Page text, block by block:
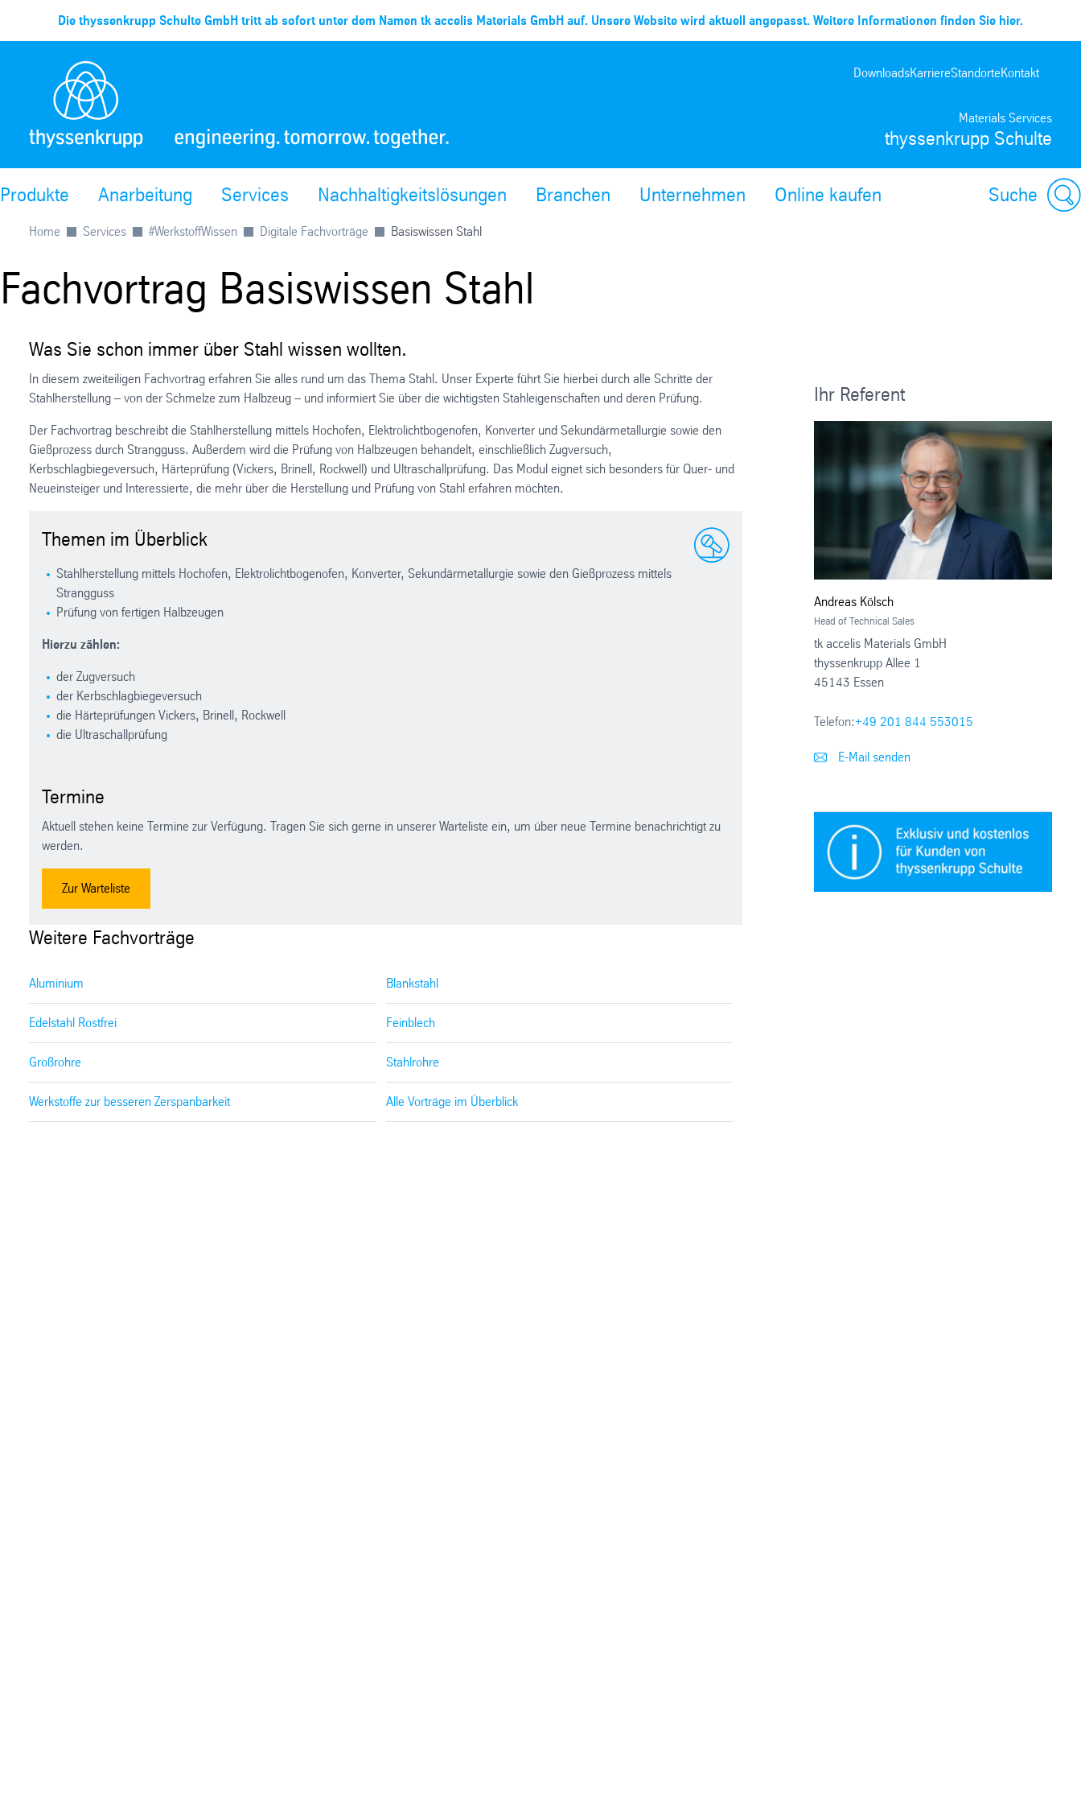
Die thyssenkrupp Schulte GmbH tritt ab sofort unter dem Namen tk accelis Materials GmbH auf. Unsere Website wird aktuell angepasst. Weitere Informationen finden Sie hier.
Materials Services
thyssenkrupp Schulte
DownloadsKarriereStandorteKontakt
Produkte Anarbeitung Services Nachhaltigkeitslösungen Branchen Unternehmen Online kaufen Suche
Home Services #WerkstoffWissen Digitale Fachvorträge Basiswissen Stahl
Fachvortrag Basiswissen Stahl
Was Sie schon immer über Stahl wissen wollten.
In diesem zweiteiligen Fachvortrag erfahren Sie alles rund um das Thema Stahl. Unser Experte führt Sie hierbei durch alle Schritte der
Stahlherstellung – von der Schmelze zum Halbzeug – und informiert Sie über die wichtigsten Stahleigenschaften und deren Prüfung.
Der Fachvortrag beschreibt die Stahlherstellung mittels Hochofen, Elektrolichtbogenofen, Konverter und Sekundärmetallurgie sowie den
Gießprozess durch Strangguss. Außerdem wird die Prüfung von Halbzeugen behandelt, einschließlich Zugversuch,
Kerbschlagbiegeversuch, Härteprüfung (Vickers, Brinell, Rockwell) und Ultraschallprüfung. Das Modul eignet sich besonders für Quer- und
Neueinsteiger und Interessierte, die mehr über die Herstellung und Prüfung von Stahl erfahren möchten.
Themen im Überblick
Stahlherstellung mittels Hochofen, Elektrolichtbogenofen, Konverter, Sekundärmetallurgie sowie den Gießprozess mittels
Strangguss
Prüfung von fertigen Halbzeugen
Hierzu zählen:
der Zugversuch
der Kerbschlagbiegeversuch
die Härteprüfungen Vickers, Brinell, Rockwell
die Ultraschallprüfung
Termine
Aktuell stehen keine Termine zur Verfügung. Tragen Sie sich gerne in unserer Warteliste ein, um über neue Termine benachrichtigt zu
werden.
Zur Warteliste
Weitere Fachvorträge
Aluminium Blankstahl
Edelstahl Rostfrei Feinblech
Großrohre Stahlrohre
Werkstoffe zur besseren Zerspanbarkeit Alle Vorträge im Überblick
Ihr Referent
Andreas Kölsch
Head of Technical Sales
tk accelis Materials GmbH
thyssenkrupp Allee 1
45143 Essen
Telefon:+49 201 844 553015
E-Mail senden